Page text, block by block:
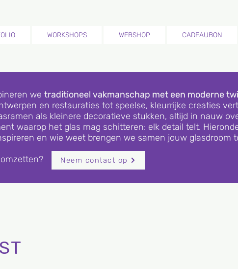
WORKSHOPS WEBSHOP CADEAUBON
we traditioneel vakmanschap met een moderne
en restauraties tot speelse, kleurrijke creaties
als kleinere decoratieve stukken, altijd in nauw
waarop het glas mag schitteren: elk detail telt.
en wie weet brengen we samen jouw glasdroom
Neem contact op